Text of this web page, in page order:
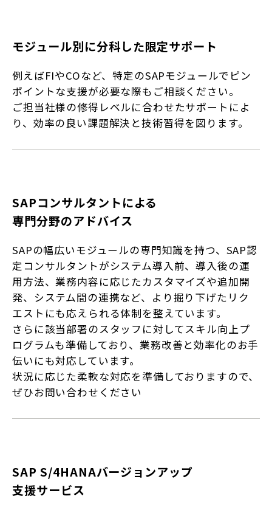
モジュール別に分科した限定サポート
例えばFIやCOなど、特定のSAPモジュールでピン
ポイントな支援が必要な際もご相談ください。
ご担当社様の修得レベルに合わせたサポートによ
り、効率の良い課題解決と技術習得を図ります。
SAPコンサルタントによる
専門分野のアドバイス
SAPの幅広いモジュールの専門知識を持つ、SAP認
定コンサルタントがシステム導入前、導入後の運
用方法、業務内容に応じたカスタマイズや追加開
発、システム間の連携など、より掘り下げたリク
エストにも応えられる体制を整えています。
さらに該当部署のスタッフに対してスキル向上プ
ログラムも準備しており、業務改善と効率化のお手
伝いにも対応しています。
状況に応じた柔軟な対応を準備しておりますので、
ぜひお問い合わせください
SAP S/4HANAバージョンアップ
支援サービス